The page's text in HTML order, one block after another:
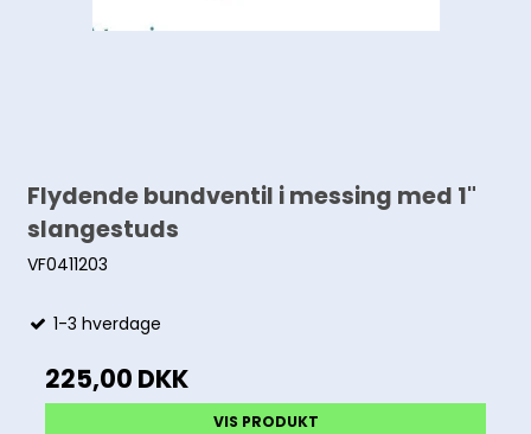
Flydende bundventil i messing med 1"
slangestuds
VF0411203
1-3 hverdage
225,00 DKK
VIS PRODUKT